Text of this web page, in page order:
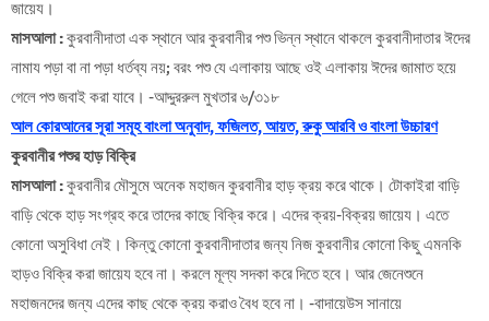
জায়েয।
মাসআলা :কুরবানীদাতা এক স্থানে আর কুরবানীর পশু ভিন্ন স্থানে থাকলে কুরবানীদাতার ঈদের
নামায পড়া বা না পড়া ধর্তব্য নয়; বরং পশু যে এলাকায় আছে ওই এলাকায় ঈদের জামাত হয়ে
গেলে পশু জবাই করা যাবে। -আদ্দুররুল মুখতার ৬/৩১৮
আল কোরআনের সূরা সমূহ বাংলা অনুবাদ, ফজিলত, আয়ত, রুকু আরবি ও বাংলা উচ্চারণ
কুরবানীর পশুর হাড় বিক্রি
মাসআলা :কুরবানীর মৌসুমে অনেক মহাজন কুরবানীর হাড় ক্রয় করে থাকে। টোকাইরা বাড়ি
বাড়ি থেকে হাড় সংগ্রহ করে তাদের কাছে বিক্রি করে। এদের ক্রয়-বিক্রয় জায়েয। এতে
কোনো অসুবিধা নেই। কিন্তু কোনো কুরবানীদাতার জন্য নিজ কুরবানীর কোনো কিছু এমনকি
হাড়ও বিক্রি করা জায়েয হবে না। করলে মূল্য সদকা করে দিতে হবে। আর জেনেশুনে
মহাজনদের জন্য এদের কাছ থেকে ক্রয় করাও বৈধ হবে না। -বাদায়েউস সানায়ে